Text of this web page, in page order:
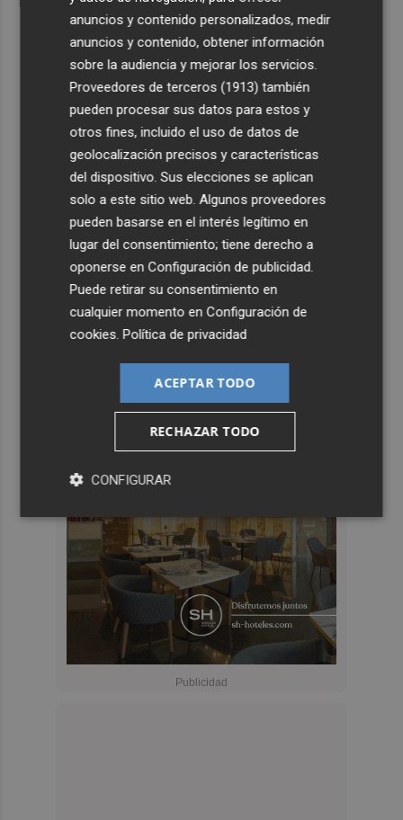
anuncios y contenido personalizados, medir
anuncios y contenido, obtener información
sobre la audiencia y mejorar los servicios.
Proveedores de terceros (1913) también
pueden procesar sus datos para estos y
otros fines, incluido el uso de datos de
geolocalización precisos y características
del dispositivo. Sus elecciones se aplican
solo a este sitio web. Algunos proveedores
pueden basarse en el interés legítimo en
lugar del consentimiento; tiene derecho a
oponerse enConfiguración de publicidad
Puede retirar su consentimiento en
cualquier momento enConfiguración de
cookies .Política de privacidad
ACEPTAR TODO
RECHAZAR TODO
CONFIGURAR